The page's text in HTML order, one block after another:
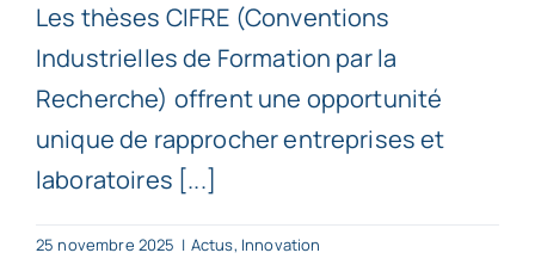
Les thèses CIFRE (Conventions
Industrielles de Formation par la
Recherche) offrent une opportunité
unique de rapprocher entreprises et
laboratoires [...]
25 novembre 2025 | Actus, Innovation